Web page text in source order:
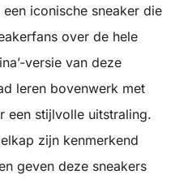
iconische sneaker die
over de hele
versie van deze
leren bovenwerk met
een stijlvolle uitstraling.
zijn kenmerkend
geven deze sneakers